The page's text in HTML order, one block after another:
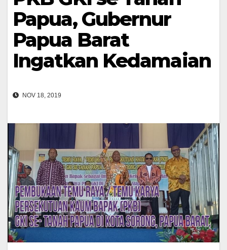
Papua, Gubernur
Papua Barat
Ingatkan Kedamaian
NOV 18, 2019